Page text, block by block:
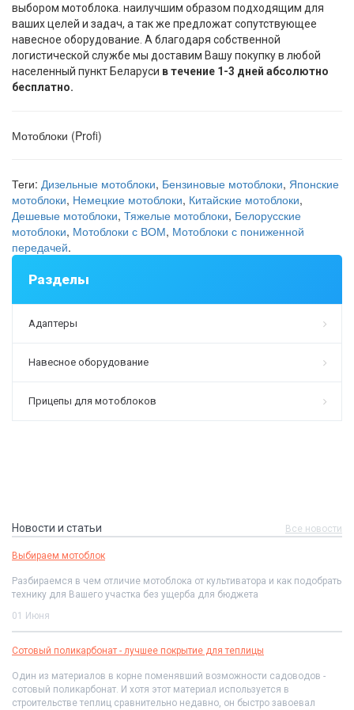
выбором мотоблока. наилучшим образом подходящим для
ваших целей и задач, а так же предложат сопутствующее
навесное оборудование. А благодаря собственной
логистической службе мы доставим Вашу покупку в любой
населенный пункт Беларуси в течение 1-3 дней абсолютно
бесплатно.
Мотоблоки (Profi)
Теги: Дизельные мотоблоки, Бензиновые мотоблоки, Японские
мотоблоки, Немецкие мотоблоки, Китайские мотоблоки,
Дешевые мотоблоки, Тяжелые мотоблоки, Белорусские
мотоблоки, Мотоблоки с ВОМ, Мотоблоки с пониженной
передачей.
Разделы
Адаптеры
Навесное оборудование
Прицепы для мотоблоков
Новости и статьи Все новости
Выбираем мотоблок
Разбираемся в чем отличие мотоблока от культиватора и как подобрать
технику для Вашего участка без ущерба для бюджета
01 Июня
Сотовый поликарбонат - лучшее покрытие для теплицы
Один из материалов в корне поменявший возможности садоводов -
сотовый поликарбонат. И хотя этот материал используется в
строительстве теплиц сравнительно недавно, он быстро завоевал